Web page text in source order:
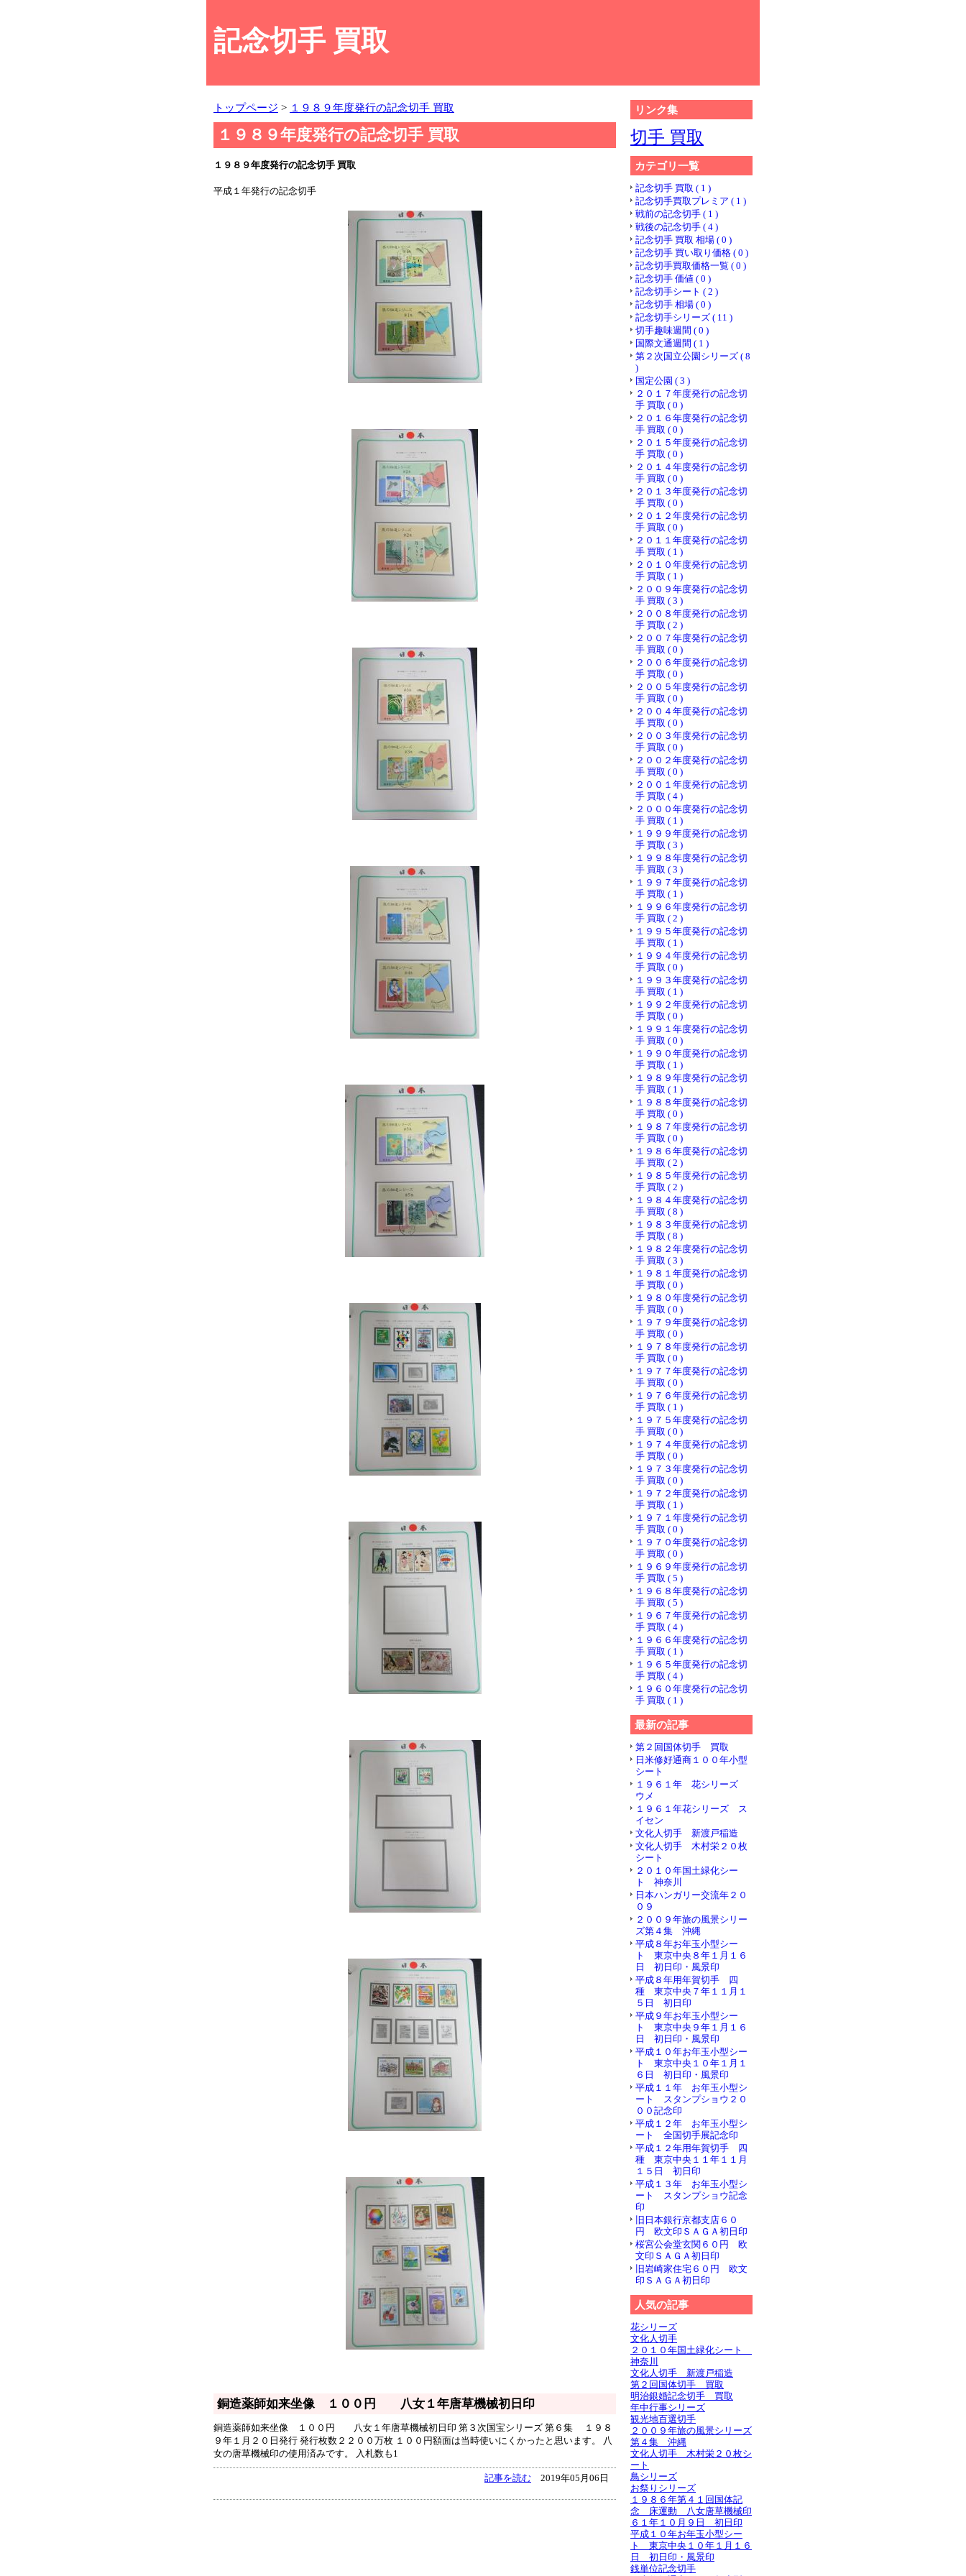
記念切手 買取
トップページ > １９８９年度発行の記念切手 買取
１９８９年度発行の記念切手 買取
１９８９年度発行の記念切手 買取
平成１年発行の記念切手
銅造薬師如来坐像 １００円 八女１年唐草機械初日印
銅造薬師如来坐像 １００円 八女１年唐草機械初日印 第３次国宝シリーズ 第６集 １９８
９年１月２０日発行 発行枚数２２００万枚 １００円額面は当時使いにくかったと思います。 八
女の唐草機械印の使用済みです。 入札数も1
記事を読む 2019年05月06日
リンク集
切手 買取
カテゴリ一覧
記念切手 買取 ( 1 )
記念切手買取プレミア ( 1 )
戦前の記念切手 ( 1 )
戦後の記念切手 ( 4 )
記念切手 買取 相場 ( 0 )
記念切手 買い取り価格 ( 0 )
記念切手買取価格一覧 ( 0 )
記念切手 価値 ( 0 )
記念切手シート ( 2 )
記念切手 相場 ( 0 )
記念切手シリーズ ( 11 )
切手趣味週間 ( 0 )
国際文通週間 ( 1 )
第２次国立公園シリーズ ( 8
)
国定公園 ( 3 )
２０１７年度発行の記念切
手 買取 ( 0 )
２０１６年度発行の記念切
手 買取 ( 0 )
２０１５年度発行の記念切
手 買取 ( 0 )
２０１４年度発行の記念切
手 買取 ( 0 )
２０１３年度発行の記念切
手 買取 ( 0 )
２０１２年度発行の記念切
手 買取 ( 0 )
２０１１年度発行の記念切
手 買取 ( 1 )
２０１０年度発行の記念切
手 買取 ( 1 )
２００９年度発行の記念切
手 買取 ( 3 )
２００８年度発行の記念切
手 買取 ( 2 )
２００７年度発行の記念切
手 買取 ( 0 )
２００６年度発行の記念切
手 買取 ( 0 )
２００５年度発行の記念切
手 買取 ( 0 )
２００４年度発行の記念切
手 買取 ( 0 )
２００３年度発行の記念切
手 買取 ( 0 )
２００２年度発行の記念切
手 買取 ( 0 )
２００１年度発行の記念切
手 買取 ( 4 )
２０００年度発行の記念切
手 買取 ( 1 )
１９９９年度発行の記念切
手 買取 ( 3 )
１９９８年度発行の記念切
手 買取 ( 3 )
１９９７年度発行の記念切
手 買取 ( 1 )
１９９６年度発行の記念切
手 買取 ( 2 )
１９９５年度発行の記念切
手 買取 ( 1 )
１９９４年度発行の記念切
手 買取 ( 0 )
１９９３年度発行の記念切
手 買取 ( 1 )
１９９２年度発行の記念切
手 買取 ( 0 )
１９９１年度発行の記念切
手 買取 ( 0 )
１９９０年度発行の記念切
手 買取 ( 1 )
１９８９年度発行の記念切
手 買取 ( 1 )
１９８８年度発行の記念切
手 買取 ( 0 )
１９８７年度発行の記念切
手 買取 ( 0 )
１９８６年度発行の記念切
手 買取 ( 2 )
１９８５年度発行の記念切
手 買取 ( 2 )
１９８４年度発行の記念切
手 買取 ( 8 )
１９８３年度発行の記念切
手 買取 ( 8 )
１９８２年度発行の記念切
手 買取 ( 3 )
１９８１年度発行の記念切
手 買取 ( 0 )
１９８０年度発行の記念切
手 買取 ( 0 )
１９７９年度発行の記念切
手 買取 ( 0 )
１９７８年度発行の記念切
手 買取 ( 0 )
１９７７年度発行の記念切
手 買取 ( 0 )
１９７６年度発行の記念切
手 買取 ( 1 )
１９７５年度発行の記念切
手 買取 ( 0 )
１９７４年度発行の記念切
手 買取 ( 0 )
１９７３年度発行の記念切
手 買取 ( 0 )
１９７２年度発行の記念切
手 買取 ( 1 )
１９７１年度発行の記念切
手 買取 ( 0 )
１９７０年度発行の記念切
手 買取 ( 0 )
１９６９年度発行の記念切
手 買取 ( 5 )
１９６８年度発行の記念切
手 買取 ( 5 )
１９６７年度発行の記念切
手 買取 ( 4 )
１９６６年度発行の記念切
手 買取 ( 1 )
１９６５年度発行の記念切
手 買取 ( 4 )
１９６０年度発行の記念切
手 買取 ( 1 )
最新の記事
第２回国体切手 買取
日米修好通商１００年小型
シート
１９６１年 花シリーズ
ウメ
１９６１年花シリーズ ス
イセン
文化人切手 新渡戸稲造
文化人切手 木村栄２０枚
シート
２０１０年国土緑化シー
ト 神奈川
日本ハンガリー交流年２０
０９
２００９年旅の風景シリー
ズ第４集 沖縄
平成８年お年玉小型シー
ト 東京中央８年１月１６
日 初日印・風景印
平成８年用年賀切手 四
種 東京中央７年１１月１
５日 初日印
平成９年お年玉小型シー
ト 東京中央９年１月１６
日 初日印・風景印
平成１０年お年玉小型シー
ト 東京中央１０年１月１
６日 初日印・風景印
平成１１年 お年玉小型シ
ート スタンプショウ２０
００記念印
平成１２年 お年玉小型シ
ート 全国切手展記念印
平成１２年用年賀切手 四
種 東京中央１１年１１月
１５日 初日印
平成１３年 お年玉小型シ
ート スタンプショウ記念
印
旧日本銀行京都支店６０
円 欧文印ＳＡＧＡ初日印
桜宮公会堂玄関６０円 欧
文印ＳＡＧＡ初日印
旧岩崎家住宅６０円 欧文
印ＳＡＧＡ初日印
人気の記事
花シリーズ
文化人切手
２０１０年国土緑化シート
神奈川
文化人切手 新渡戸稲造
第２回国体切手 買取
明治銀婚記念切手 買取
年中行事シリーズ
観光地百選切手
２００９年旅の風景シリーズ
第４集 沖縄
文化人切手 木村栄２０枚シ
ート
鳥シリーズ
お祭りシリーズ
１９８６年第４１回国体記
念 床運動 八女唐草機械印
６１年１０月９日 初日印
平成１０年お年玉小型シー
ト 東京中央１０年１月１６
日 初日印・風景印
銭単位記念切手